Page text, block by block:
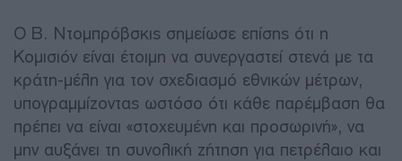
Ο B. Ντομπρόβσκις σημείωσε επίσης ότι η
Κομισιόν είναι έτοιμη να συνεργαστεί στενά με τα
κράτη-μέλη για τον σχεδιασμό εθνικών μέτρων,
υπογραμμίζοντας ωστόσο ότι κάθε παρέμβαση θα
πρέπει να είναι «στοχευμένη και προσωρινή», να
μην αυξάνει τη συνολική ζήτηση για πετρέλαιο και